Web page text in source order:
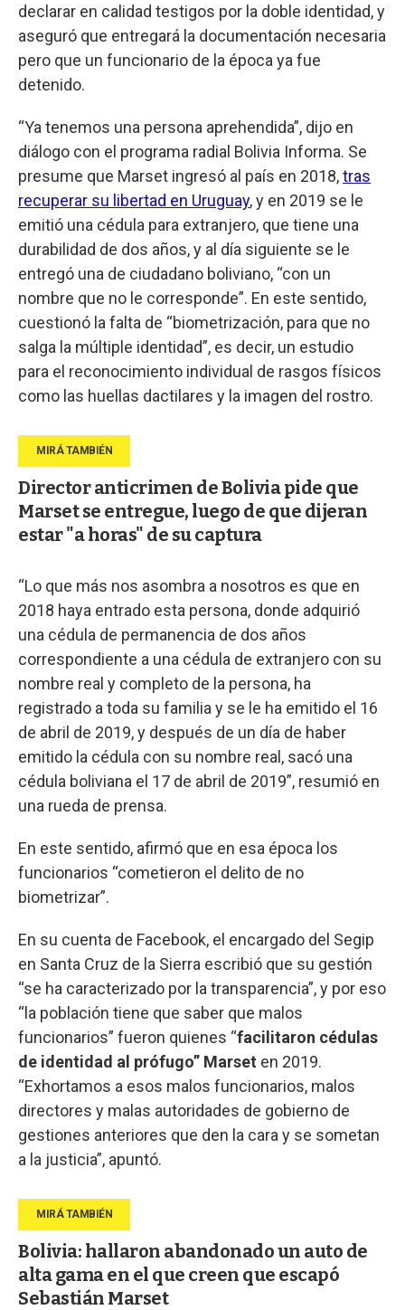
declarar en calidad testigos por la doble identidad, y
aseguró que entregará la documentación necesaria
pero que un funcionario de la época ya fue
detenido.
“Ya tenemos una persona aprehendida”, dijo en
diálogo con el programa radial Bolivia Informa. Se
presume que Marset ingresó al país en 2018,tras
recuperar su libertad en Uruguay, y en 2019 se le
emitió una cédula para extranjero, que tiene una
durabilidad de dos años, y al día siguiente se le
entregó una de ciudadano boliviano, “con un
nombre que no le corresponde”. En este sentido,
cuestionó la falta de “biometrización, para que no
salga la múltiple identidad”, es decir, un estudio
para el reconocimiento individual de rasgos físicos
como las huellas dactilares y la imagen del rostro.
Director anticrimen de Bolivia pide que
Marset se entregue, luego de que dijeran
estar "a horas" de su captura
“Lo que más nos asombra a nosotros es que en
2018 haya entrado esta persona, donde adquirió
una cédula de permanencia de dos años
correspondiente a una cédula de extranjero con su
nombre real y completo de la persona, ha
registrado a toda su familia y se le ha emitido el 16
de abril de 2019, y después de un día de haber
emitido la cédula con su nombre real, sacó una
cédula boliviana el 17 de abril de 2019”, resumió en
una rueda de prensa.
En este sentido, afirmó que en esa época los
funcionarios “cometieron el delito de no
biometrizar”.
En su cuenta de Facebook, el encargado del Segip
en Santa Cruz de la Sierra escribió que su gestión
“se ha caracterizado por la transparencia”, y por eso
“la población tiene que saber que malos
funcionarios” fueron quienes “facilitaron cédulas
de identidad al prófugo” Marset en 2019.
“Exhortamos a esos malos funcionarios, malos
directores y malas autoridades de gobierno de
gestiones anteriores que den la cara y se sometan
a la justicia”, apuntó.
Bolivia: hallaron abandonado un auto de
alta gama en el que creen que escapó
Sebastián Marset